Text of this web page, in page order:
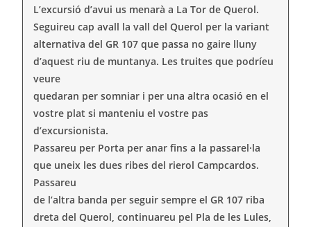
L’excursió d’avui us menarà a La Tor de Querol.
Seguireu cap avall la vall del Querol per la variant
alternativa del GR 107 que passa no gaire lluny
d’aquest riu de muntanya. Les truites que podríeu
veure
quedaran per somniar i per una altra ocasió en el
vostre plat si manteniu el vostre pas
d’excursionista.
Passareu per Porta per anar fins a la passarel·la
que uneix les dues ribes del rierol Campcardos.
Passareu
de l’altra banda per seguir sempre el GR 107 riba
dreta del Querol, continuareu pel Pla de les Lules,